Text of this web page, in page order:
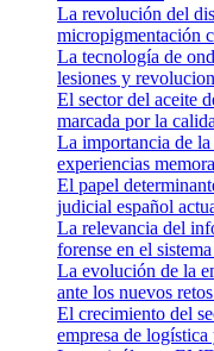
La revolución del
micropigmentación
La tecnología de
lesiones y
El sector del aceite
marcada por la
La importancia de
experiencias
El papel
judicial español
La relevancia del
forense en el
La evolución de la
ante los nuevos
El crecimiento del
empresa de